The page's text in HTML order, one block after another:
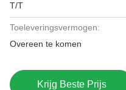
T/T
Toeleveringsvermogen:
Overeen te komen
Krijg Beste Prijs